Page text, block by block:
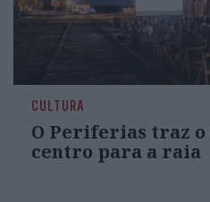
CULTURA
O Periferias traz o
centro para a raia